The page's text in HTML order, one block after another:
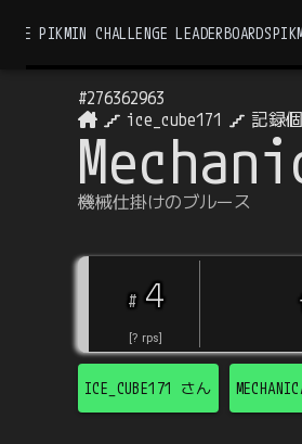
THE PIKMIN CHALLENGE LEADERBOARDS
#276362963
ice_cube171
記録
機械仕掛けのブルース
# 4
[? rps]
ICE_CUBE171 さん